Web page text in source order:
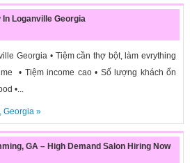
Loganville Georgia
Georgia • Tiệm cần thợ bột, làm evrything
• Tiệm income cao • Số lượng khách ổn
•...
, Georgia»
GA – High Demand Salon Hiring Now